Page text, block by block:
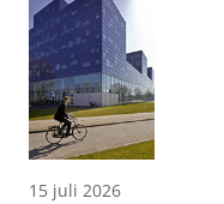
15 juli 2026